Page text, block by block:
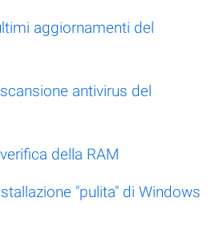
aggiornamenti del
antivirus del
della RAM
"pulita" di Windows